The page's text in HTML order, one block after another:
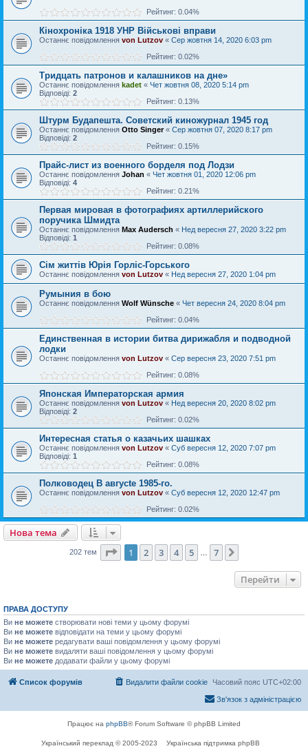
Рейтинг: 0.04%
Кінохроніка 1918 УНР Військові вправи
Останнє повідомлення von Lutzov « Сер жовтня 14, 2020 6:03 pm
Рейтинг: 0.02%
Tpидцaть пaтpoнoв и кaлaшникoв нa днe»
Останнє повідомлення kadet « Чет жовтня 08, 2020 5:14 pm
Відповіді: 2
Рейтинг: 0.13%
Штурм Будапешта. Советский киножурнал 1945 год
Останнє повідомлення Otto Singer« Сер жовтня 07, 2020 8:17 pm
Відповіді: 2
Рейтинг: 0.15%
Прайс-лист из военного борделя под Лодзи
Останнє повідомлення Johan « Чет жовтня 01, 2020 12:06 pm
Відповіді: 4
Рейтинг: 0.21%
Первая мировая в фотографиях артиллерийского
поручика Шмидта
Останнє повідомлення Max Audersch « Нед вересня 27, 2020 3:22 pm
Відповіді: 1
Рейтинг: 0.08%
Cім життів Юрія Горліс-Горського
Останнє повідомлення von Lutzov « Нед вересня 27, 2020 1:04 pm
Румыния в бою
Останнє повідомлення Wolf Wünsche « Чет вересня 24, 2020 8:04 pm
Рейтинг: 0.04%
Единственная в истории битва дирижабля и подводной
лодки
Останнє повідомлення von Lutzov « Сер вересня 23, 2020 7:51 pm
Рейтинг: 0.08%
Японская Императорская армия
Останнє повідомлення von Lutzov « Нед вересня 20, 2020 8:02 pm
Відповіді: 2
Рейтинг: 0.02%
Интересная статья о казачьих шашках
Останнє повідомлення von Lutzov « Суб вересня 12, 2020 7:07 pm
Відповіді: 1
Рейтинг: 0.08%
Полководец В авгусtе 1985-го.
Останнє повідомлення von Lutzov « Суб вересня 12, 2020 12:47 pm
Рейтинг: 0.02%
Нова тема
202 тем Сторінка1 7
1 2 3 4 5 7
Перейти
ПРАВА ДОСТУПУ
Ви не можете створювати нові теми у цьому форумі
Ви не можете відповідати на теми у цьому форумі
Ви не можете редагувати ваші повідомлення у цьому форумі
Ви не можете видаляти ваші повідомлення у цьому форумі
Ви не можете додавати файли у цьому форумі
Список форумів Часовий пояс UTC+02:00
Видалити файли cookie
Зв'язок з адміністрацією
Працює на phpBB® Forum Software © phpBB Limited
Український переклад © 2005-2023 Українська підтримка phpBB